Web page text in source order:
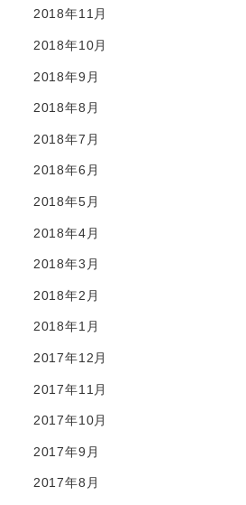
2018年11月
2018年10月
2018年9月
2018年8月
2018年7月
2018年6月
2018年5月
2018年4月
2018年3月
2018年2月
2018年1月
2017年12月
2017年11月
2017年10月
2017年9月
2017年8月